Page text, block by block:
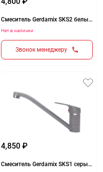
Смеситель Gerdamix SKS2 белый (GE-03)
Нет в наличии
Звонок менеджеру
4,850 ₽
Смеситель Gerdamix SKS1 серый (GE-02)